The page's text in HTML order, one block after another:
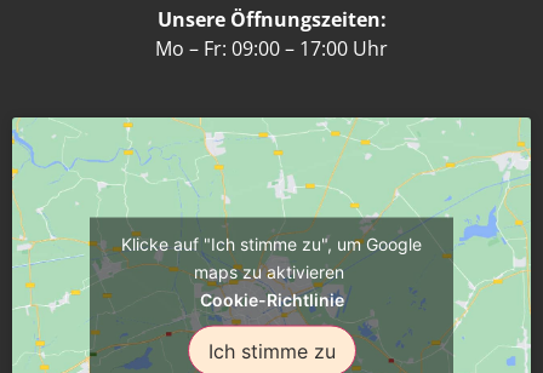
Unsere Öffnungszeiten:
Mo – Fr: 09:00 – 17:00 Uhr
Klicke auf "Ich stimme zu", um Google
maps zu aktivieren
Cookie-Richtlinie
Ich stimme zu